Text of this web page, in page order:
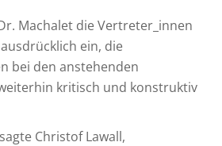
Machalet die Vertreter_innen
ein, die
bei den anstehenden
kritisch und konstruktiv
Christof Lawall,